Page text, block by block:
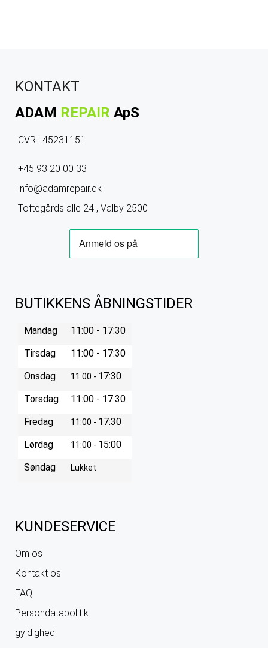
KONTAKT
ADAM REPAIR ApS
CVR : 45231151
+45 93 20 00 33
info@adamrepair.dk
Toftegårds alle 24 , Valby 2500
BUTIKKENS ÅBNINGSTIDER
Mandag
11:00 - 17:30
Tirsdag
11:00 - 17:30
Onsdag
11:00 - 17:30
Torsdag
11:00 - 17:30
Fredag
11:00 - 17:30
Lørdag
11:00 - 15:00
Søndag
Lukket
KUNDESERVICE
Om os
Kontakt os
FAQ
Persondatapolitik
gyldighed